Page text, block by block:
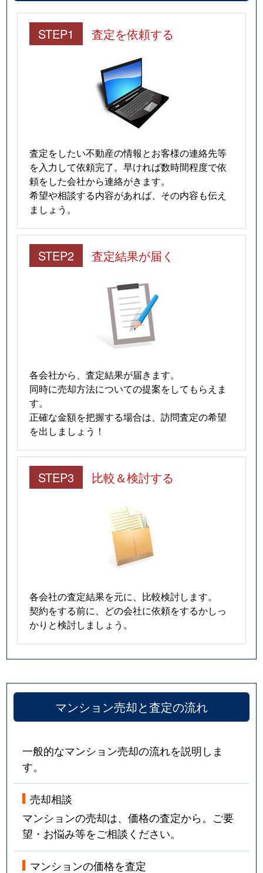
STEP1 査定を依頼する
査定をしたい不動産の情報とお客様の連絡先等
を入力して依頼完了。早ければ数時間程度で依
頼をした会社から連絡がきます。
希望や相談する内容があれば、その内容も伝え
ましょう。
STEP2 査定結果が届く
各会社から、査定結果が届きます。
同時に売却方法についての提案をしてもらえま
す。
正確な金額を把握する場合は、訪問査定の希望
を出しましょう！
STEP3 比較＆検討する
各会社の査定結果を元に、比較検討します。
契約をする前に、どの会社に依頼をするかしっ
かりと検討しましょう。
マンション売却と査定の流れ
一般的なマンション売却の流れを説明しま
す。
売却相談
マンションの売却は、価格の査定から。ご要
望・お悩み等をご相談ください。
マンションの価格を査定